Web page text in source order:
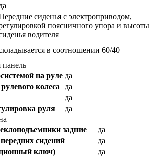
сиденья с электроприводом,
поясничного упора и высоты
водителя
в соотношении 60/40
панель
на руле да
колеса
да
да
руля
да
задние
да
сидений
да
ключ)
да